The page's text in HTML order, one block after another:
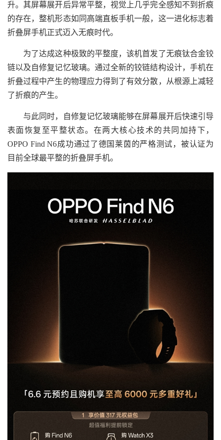
升。其屏幕展开后异常平整，视觉上几乎完全感知不到折痕
的存在，整机形态如同高端直板手机一般，这一进化标志着
折叠屏手机正式迈入无痕时代。
为了达成这种极致的平整度，该机首发了无痕钛合金铰
链以及自修复记忆玻璃。通过全新的铰链结构设计，手机在
折叠过程中产生的物理应力得到了有效分散，从根源上减轻
了折痕的产生。
与此同时，自修复记忆玻璃能够在屏幕展开后快速引导
表面恢复至平整状态。在两大核心技术的共同加持下，
OPPO Find N6成功通过了德国莱茵的严格测试，被认证为
目前全球最平整的折叠屏手机。